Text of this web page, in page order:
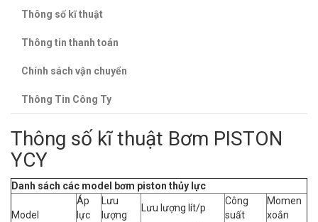
Thông số kĩ thuật
Thông tin thanh toán
Chính sách vận chuyển
Thông Tin Công Ty
Thông số kĩ thuật Bơm PISTON
YCY
Danh sách các model bơm piston thủy lực
Model
Áp
lực
Lưu
lượng
Lưu lượng lít/p
Công
suất
Momen
xoắn